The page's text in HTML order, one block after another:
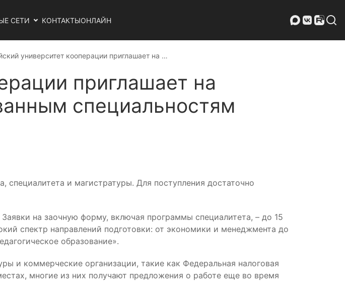
СЕТИ КОНТАКТЫОНЛАЙН
университет кооперации приглашает на …
приглашает на
специальностям
и магистратуры. Для поступления достаточно
на заочную форму, включая программы специалитета, – до 15
спектр направлений подготовки: от экономики и менеджмента до
образование».
и коммерческие организации, такие как Федеральная налоговая
многие из них получают предложения о работе еще во время